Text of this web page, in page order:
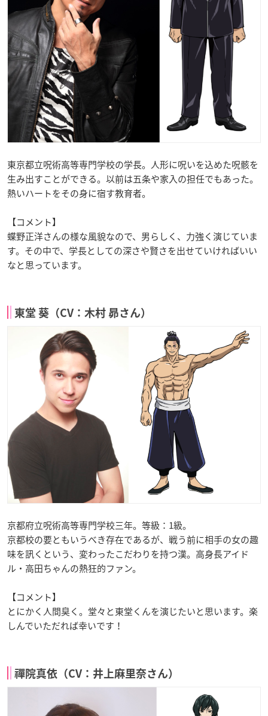
東京都立呪術高等専門学校の学長。人形に呪いを込めた呪骸を
生み出すことができる。以前は五条や家入の担任でもあった。
熱いハートをその身に宿す教育者。
【コメント】
蝶野正洋さんの様な風貌なので、男らしく、力強く演じていま
す。その中で、学長としての深さや賢さを出せていければいい
なと思っています。
東堂 葵（CV：木村 昴さん）
京都府立呪術高等専門学校三年。等級：1級。
京都校の要ともいうべき存在であるが、戦う前に相手の女の趣
味を訊くという、変わったこだわりを持つ漢。高身長アイド
ル・高田ちゃんの熱狂的ファン。
【コメント】
とにかく人間臭く。堂々と東堂くんを演じたいと思います。楽
しんでいただれば幸いです！
禪院真依（CV：井上麻里奈さん）